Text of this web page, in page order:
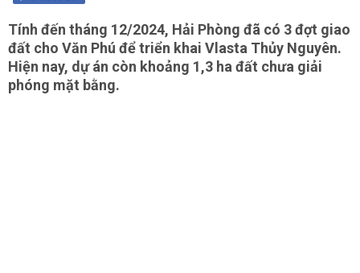
Tính đến tháng 12/2024, Hải Phòng đã có 3 đợt giao
đất cho Văn Phú để triển khai Vlasta Thủy Nguyên.
Hiện nay, dự án còn khoảng 1,3 ha đất chưa giải
phóng mặt bằng.